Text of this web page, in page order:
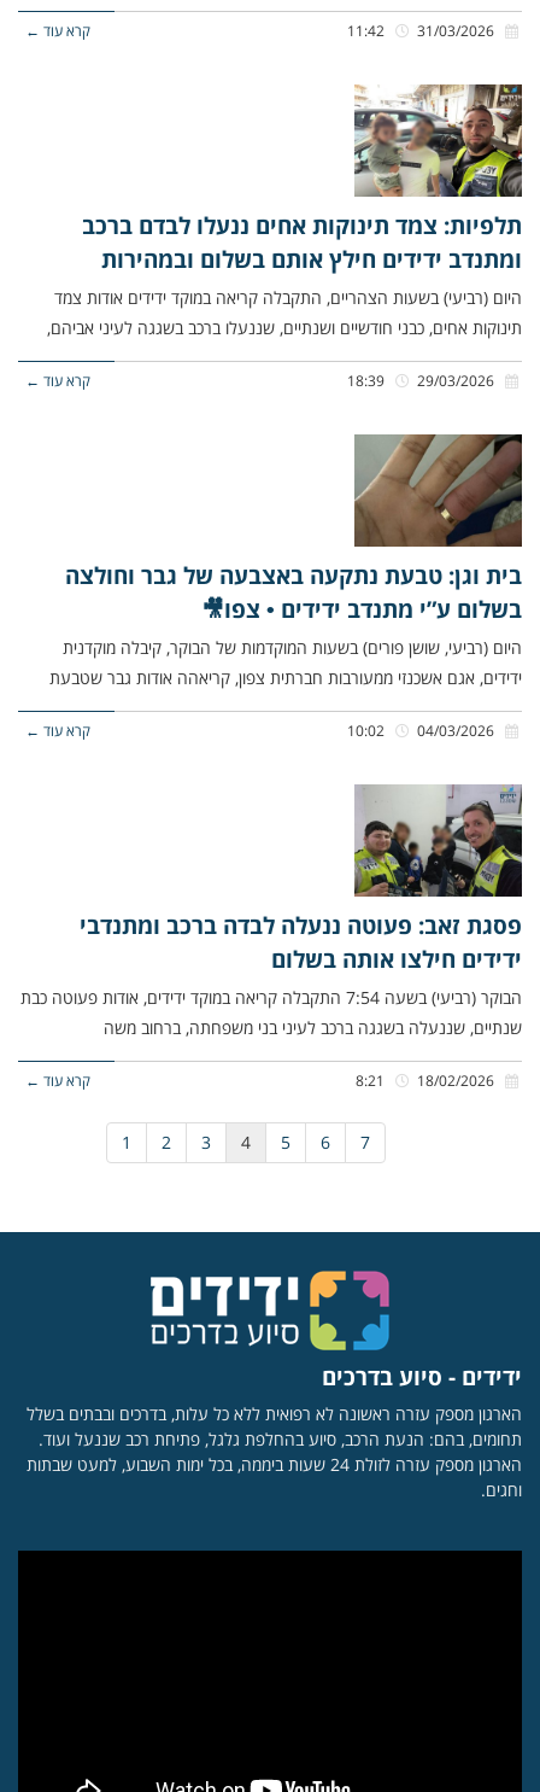
קרא עוד ←
תלפיות: צמד תינוקות אחים ננעלו לבדם ברכב
ומתנדב ידידים חילץ אותם בשלום ובמהירות
היום (רביעי) בשעות הצהריים, התקבלה קריאה במוקד ידידים אודות צמד
תינוקות אחים, כבני חודשיים ושנתיים, שננעלו ברכב בשגגה לעיני אביהם,
קרא עוד ←
בית וגן: טבעת נתקעה באצבעה של גבר וחולצה
בשלום ע”י מתנדב ידידים • צפו🎥
היום (רביעי, שושן פורים) בשעות המוקדמות של הבוקר, קיבלה מוקדנית
ידידים, אגם אשכנזי ממעורבות חברתית צפון, קריאהה אודות גבר שטבעת
קרא עוד ←
פסגת זאב: פעוטה ננעלה לבדה ברכב ומתנדבי
ידידים חילצו אותה בשלום
הבוקר (רביעי) בשעה 7:54 התקבלה קריאה במוקד ידידים, אודות פעוטה כבת
שנתיים, שננעלה בשגגה ברכב לעיני בני משפחתה, ברחוב משה
קרא עוד ←
1 2 3 4 5 6 7
ידידים - סיוע בדרכים
הארגון מספק עזרה ראשונה לא רפואית ללא כל עלות, בדרכים ובבתים בשלל
תחומים, בהם: הנעת הרכב, סיוע בהחלפת גלגל, פתיחת רכב שננעל ועוד.
הארגון מספק עזרה לזולת 24 שעות ביממה, בכל ימות השבוע, למעט שבתות
וחגים.